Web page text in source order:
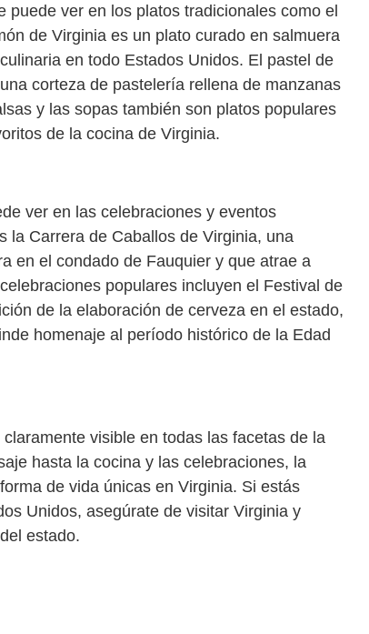
ver en los platos tradicionales como el
de Virginia es un plato curado en salmuera
en todo Estados Unidos. El pastel de
corteza de pastelería rellena de manzanas
y las sopas también son platos populares
de la cocina de Virginia.
ver en las celebraciones y eventos
la Carrera de Caballos de Virginia, una
en el condado de Fauquier y que atrae a
populares incluyen el Festival de
de la elaboración de cerveza en el estado,
homenaje al período histórico de la Edad
visible en todas las facetas de la
hasta la cocina y las celebraciones, la
de vida únicas en Virginia. Si estás
Unidos, asegúrate de visitar Virginia y
estado.